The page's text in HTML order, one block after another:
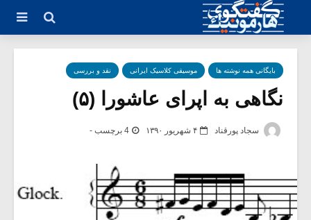
بایگانی همه نوشته ها موسیقی کلاسیک ایرانی نقد و بررسی
نگاهی به اپرای عاشورا (۵)
سجاد پورقناد ۴ شهریور ۱۳۹۰ 4 برچسب -